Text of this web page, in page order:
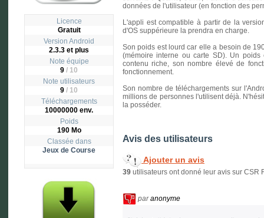
Licence
Gratuit
Version Android
2.3.3 et plus
Note équipe
9 / 10
Note utilisateurs
9 / 10
Téléchargements
10000000 env.
Poids
190 Mo
Classée dans
Jeux de Course
données de l'utilisateur (en fonction des
L'appli est compatible à partir de la
d'OS suppérieure la prendra en charge.
Son poids est lourd car elle a besoin de
(mémoire interne ou carte SD). Un
contenu riche, son nombre élevé de
fonctionnement.
Son nombre de téléchargements sur
millions de personnes l'utilisent déjà.
la posséder.
Avis des utilisateurs
Ajouter un avis
39 utilisateurs ont donné leur avis sur CSR
paranonyme